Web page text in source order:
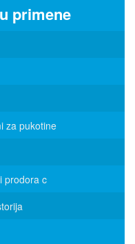
primene
za pukotine
prodora c